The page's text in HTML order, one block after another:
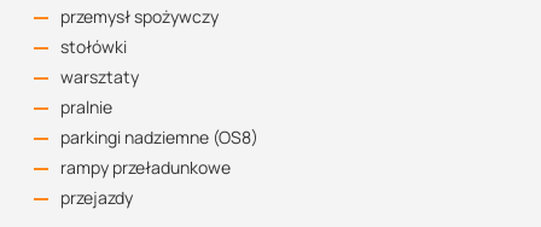
przemysł spożywczy
stołówki
warsztaty
pralnie
parkingi nadziemne (OS8)
rampy przeładunkowe
przejazdy